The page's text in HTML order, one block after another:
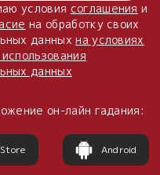
условия соглашения и
на обработку своих
данныхна условиях
данных
он-лайн гадания:
Android